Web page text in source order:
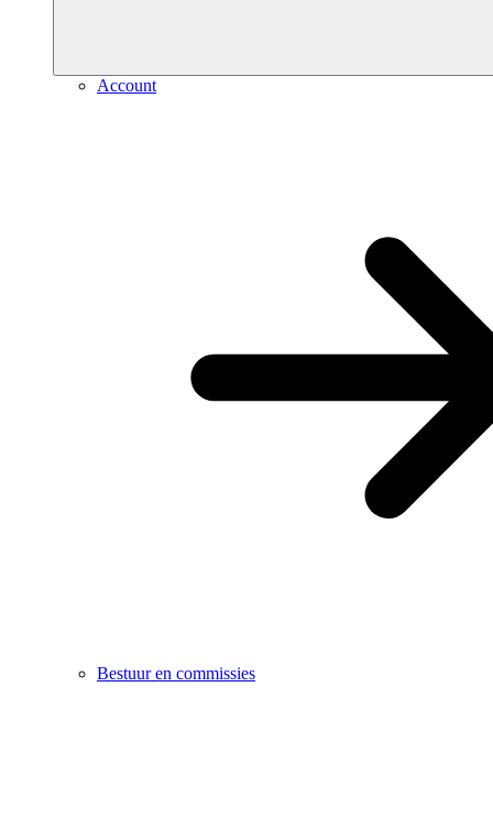
Account
Bestuur en commissies